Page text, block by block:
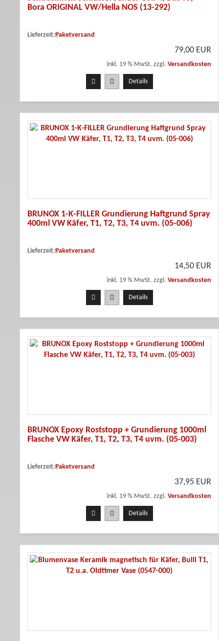
Bora ORIGINAL VW/Hella NOS (13-292)
Lieferzeit: Paketversand
79,00 EUR
inkl. 19 % MwSt. zzgl. Versandkosten
Details
BRUNOX 1-K-FILLER Grundierung Haftgrund Spray
400ml VW Käfer, T1, T2, T3, T4 uvm. (05-006)
Lieferzeit: Paketversand
14,50 EUR
inkl. 19 % MwSt. zzgl. Versandkosten
Details
BRUNOX Epoxy Roststopp + Grundierung 1000ml
Flasche VW Käfer, T1, T2, T3, T4 uvm. (05-003)
Lieferzeit: Paketversand
37,95 EUR
inkl. 19 % MwSt. zzgl. Versandkosten
Details